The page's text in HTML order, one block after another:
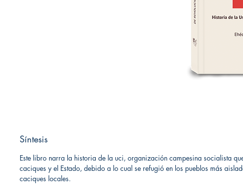
Síntesis
Este libro narra la historia de la uci, organización campesina socialista
caciques y el Estado, debido a lo cual se refugió en los pueblos más
caciques locales.